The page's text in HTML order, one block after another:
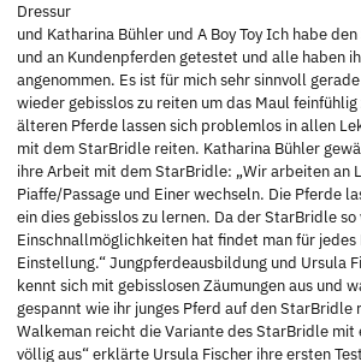
Dressur
und Katharina Bühler und A Boy Toy Ich habe
und an Kundenpferden getestet und alle haben
angenommen. Es ist für mich sehr sinnvoll
wieder gebisslos zu reiten um das Maul
älteren Pferde lassen sich problemlos in allen
mit dem StarBridle reiten. Katharina Bühler
ihre Arbeit mit dem StarBridle: „Wir arbeiten an
Piaffe/Passage und Einer wechseln. Die Pferde
ein dies gebisslos zu lernen. Da der StarBridle
Einschnallmöglichkeiten hat findet man für
Einstellung.“ Jungpferdeausbildung und Ursula
kennt sich mit gebisslosen Zäumungen aus und
gespannt wie ihr junges Pferd auf den StarBridle
Walkeman reicht die Variante des StarBridle mit
völlig aus“ erklärte Ursula Fischer ihre ersten